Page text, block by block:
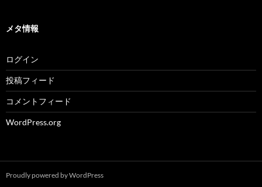
メタ情報
ログイン
投稿フィード
コメントフィード
WordPress.org
Proudly powered by WordPress